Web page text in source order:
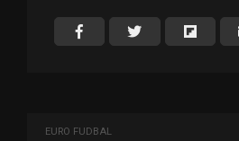
EURO FUDBAL